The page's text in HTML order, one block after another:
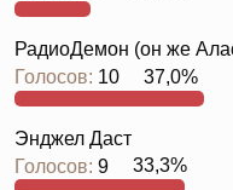
РадиоДемон (он же
Голосов: 10 37,0%
Энджел Даст
Голосов: 9 33,3%